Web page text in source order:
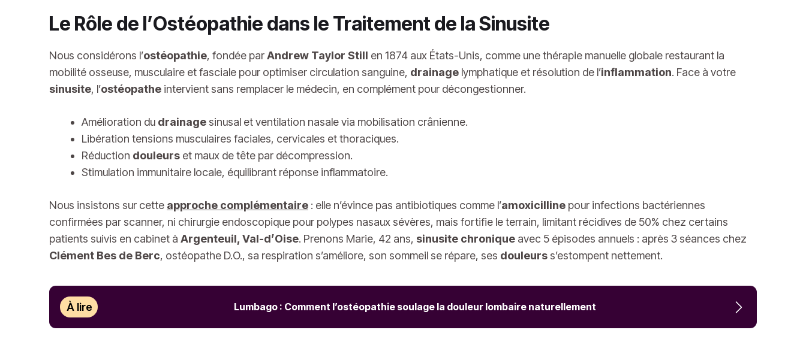
Le Rôle de l’Ostéopathie dans le Traitement de la Sinusite
Nous considérons l’ostéopathie, fondée parAndrew Taylor Still en 1874 aux États-Unis, comme une thérapie manuelle globale restaurant la
mobilité osseuse, musculaire et fasciale pour optimiser circulation sanguine, drainage lymphatique et résolution de l’inflammation. Face à votre
sinusite, l’ostéopathe intervient sans remplacer le médecin, en complément pour décongestionner.
Amélioration du drainage sinusal et ventilation nasale via mobilisation crânienne.
Libération tensions musculaires faciales, cervicales et thoraciques.
Réduction douleurs et maux de tête par décompression.
Stimulation immunitaire locale, équilibrant réponse inflammatoire.
Nous insistons sur cette approche complémentaire : elle n’évince pas antibiotiques comme l’amoxicilline pour infections bactériennes
confirmées par scanner, ni chirurgie endoscopique pour polypes nasaux sévères, mais fortifie le terrain, limitant récidives de 50% chez certains
patients suivis en cabinet à Argenteuil, Val-d’Oise. Prenons Marie, 42 ans, sinusite chronique avec 5 épisodes annuels : après 3 séances chez
Clément Bes de Berc, ostéopathe D.O., sa respiration s’améliore, son sommeil se répare, ses douleurs s’estompent nettement.
À lire Lumbago : Comment l’ostéopathie soulage la douleur lombaire naturellement